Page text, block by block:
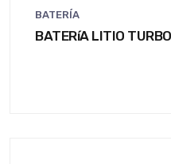
BATERÍA
BATERíA LITIO